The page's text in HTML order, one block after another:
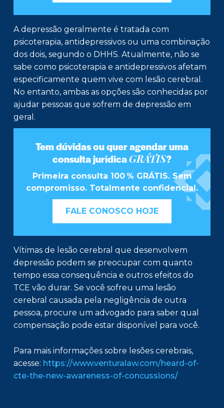
A depressão geralmente é tratada com
psicoterapia, antidepressivos ou uma combinação
dos dois, segundo o DHHS. Atualmente, não se
sabe como psicoterapia e antidepressivos afetam
especificamente quem vive com lesão cerebral.
No entanto, ambas as opções são conhecidas por
ajudar pessoas que sofrem de depressão em
geral.
Tem dúvidas ou quer agendar uma
consulta jurídicaGRÁTIS?
Primeira consulta 100 % GRÁTIS. Sem
compromisso. Totalmente confidencial.
FALE CONOSCO HOJE
Vítimas de lesão cerebral que desenvolvem
depressão podem se preocupar com quanto
tempo essa consequência e outros efeitos do
TCE vão durar. Se você sofreu uma lesão
cerebral causada pela negligência de outra
pessoa, procure um advogado para saber qual
compensação pode estar disponível para você.
Para mais informações sobre lesões cerebrais,
acesse: https://www.venturalaw.com/heard-of-
cte-the-new-awareness-of-concussions/